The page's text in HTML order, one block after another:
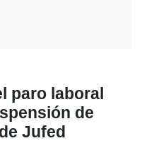
paro laboral
de
Jufed